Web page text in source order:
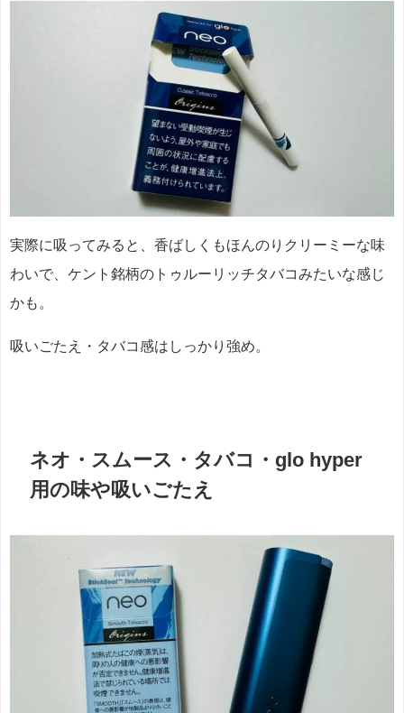
実際に吸ってみると、香ばしくもほんのりクリーミーな味
わいで、ケント銘柄のトゥルーリッチタバコみたいな感じ
かも。
吸いごたえ・タバコ感はしっかり強め。
ネオ・スムース・タバコ・glo hyper
用の味や吸いごたえ